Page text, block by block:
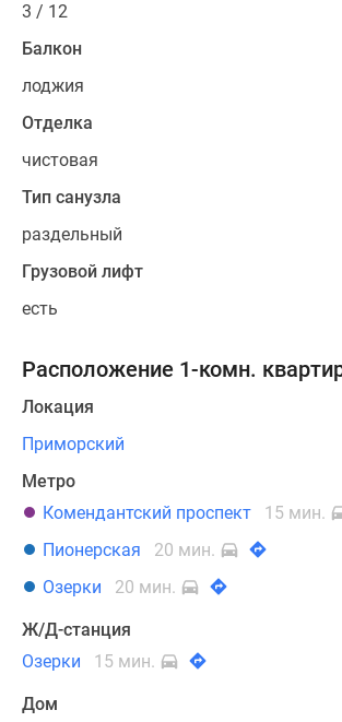
3 / 12
Балкон
лоджия
Отделка
чистовая
Тип санузла
раздельный
Грузовой лифт
есть
Расположение 1-комн.
Локация
Приморский
Метро
Комендантский проспект
15 мин.
Пионерская
20 мин.
Озерки
20 мин.
Ж/Д-станция
Озерки
15 мин.
Дом